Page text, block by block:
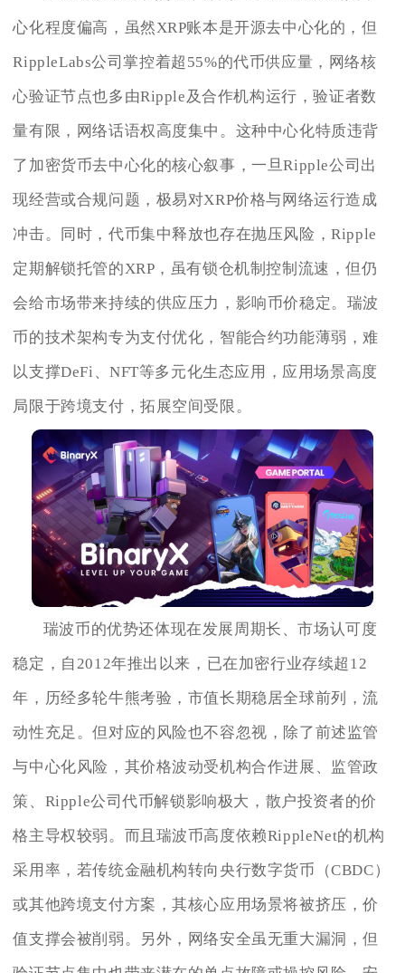
心化程度偏高，虽然XRP账本是开源去中心化的，但
RippleLabs公司掌控着超55%的代币供应量，网络核
心验证节点也多由Ripple及合作机构运行，验证者数
量有限，网络话语权高度集中。这种中心化特质违背
了加密货币去中心化的核心叙事，一旦Ripple公司出
现经营或合规问题，极易对XRP价格与网络运行造成
冲击。同时，代币集中释放也存在抛压风险，Ripple
定期解锁托管的XRP，虽有锁仓机制控制流速，但仍
会给市场带来持续的供应压力，影响币价稳定。瑞波
币的技术架构专为支付优化，智能合约功能薄弱，难
以支撑DeFi、NFT等多元化生态应用，应用场景高度
局限于跨境支付，拓展空间受限。
瑞波币的优势还体现在发展周期长、市场认可度
稳定，自2012年推出以来，已在加密行业存续超12
年，历经多轮牛熊考验，市值长期稳居全球前列，流
动性充足。但对应的风险也不容忽视，除了前述监管
与中心化风险，其价格波动受机构合作进展、监管政
策、Ripple公司代币解锁影响极大，散户投资者的价
格主导权较弱。而且瑞波币高度依赖RippleNet的机构
采用率，若传统金融机构转向央行数字货币（CBDC）
或其他跨境支付方案，其核心应用场景将被挤压，价
值支撑会被削弱。另外，网络安全虽无重大漏洞，但